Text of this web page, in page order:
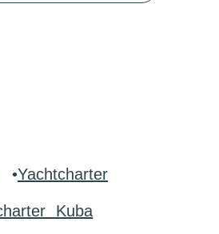
•Yachtcharter
Kuba